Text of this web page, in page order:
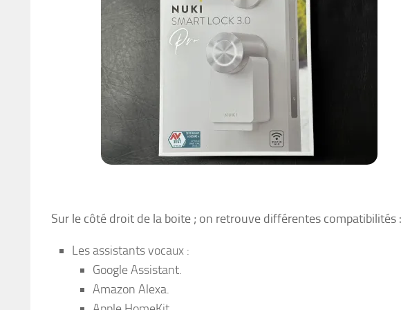
Sur le côté droit de la boite ; on retrouve différentes compatibilités :
Les assistants vocaux :
Google Assistant.
Amazon Alexa.